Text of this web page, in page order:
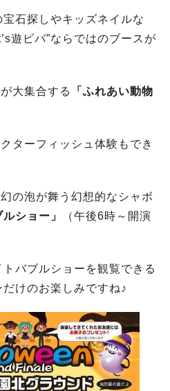
石探しやキッズネイルな
遊ビバ”ならではのブースが
大集合する
「ふれあい動物
ターフィッシュ体験もでき
の泡が舞う幻想的なシャボ
ショー」
（午後6時～開演
バブルショーを観覧できる
けのお楽しみですね♪